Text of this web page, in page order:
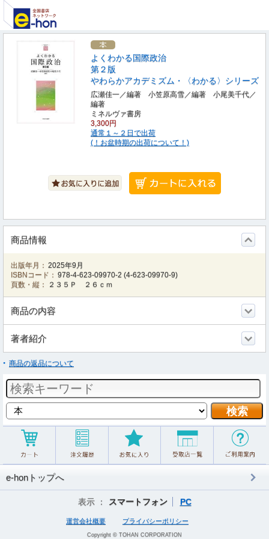
よくわかる国際政治
第２版
やわらかアカデミズム・〈わかる〉シリーズ
広瀬佳一／編著 小笠原高雪／編著 小尾美千代／
編著
ミネルヴァ書房
3,300円
通常１～２日で出荷
(！お盆時期の出荷について！)
商品情報
出版年月： 2025年9月
ISBNコード： 978-4-623-09970-2 (4-623-09970-9)
頁数・縦：
２３５Ｐ ２６ｃｍ
商品の内容
著者紹介
商品の返品について
e-honトップへ
表示 ： スマートフォン PC
運営会社概要 プライバシーポリシー
Copyright © TOHAN CORPORATION